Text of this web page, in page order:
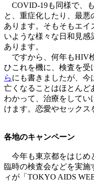
COVID-19も同様で、
と、重症化したり、最
あります。そもそもエイ
いような様々な日和見
あります。
ですから、何年もHIV
ひこれを機に、検査を受
らにも書きましたが、
亡くなることはほとんど
わかって、治療をしてい
けます。恋愛やセックス
各地のキャンペーン
今年も東京都をはじめ
臨時の検査会などを実施
ィが「TOKYO AIDS